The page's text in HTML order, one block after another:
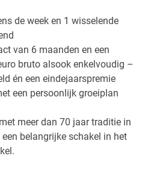
de week en 1 wisselende
van 6 maanden en een
bruto alsook enkelvoudig –
én een eindejaarspremie
een persoonlijk groeiplan
meer dan 70 jaar traditie in
belangrijke schakel in het